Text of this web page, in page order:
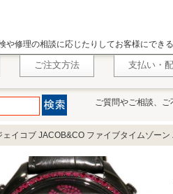
修理の相談に応じたりしてお客様にでき
ご注文方法 支払い・
ご質問やご相談、ご
ェイコブ JACOB&CO ファイブタイムゾー